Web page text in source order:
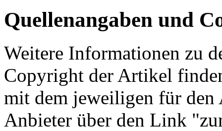
Quellenangaben und
Weitere Informationen zu
Copyright der Artikel
mit dem jeweiligen für
Anbieter über den Link